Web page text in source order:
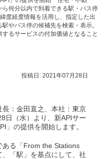
何分以内で到着できる駅・バス停
度経度情報を活用し、指定した出
やバス停の候補先を検索・表示。
るサービスの付加価値となること
投稿日: 2021年07月28日
：金田直之、本社：東京
日（水）より、新APIサー
」の提供を開始します。
ある「From the Stations
「駅」を基点にして、社